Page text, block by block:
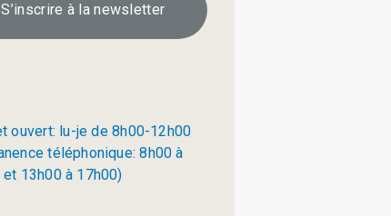
S’inscrire à la newsletter
ouvert: lu-je de 8h00-12h00
téléphonique: 8h00 à
et 13h00 à 17h00)